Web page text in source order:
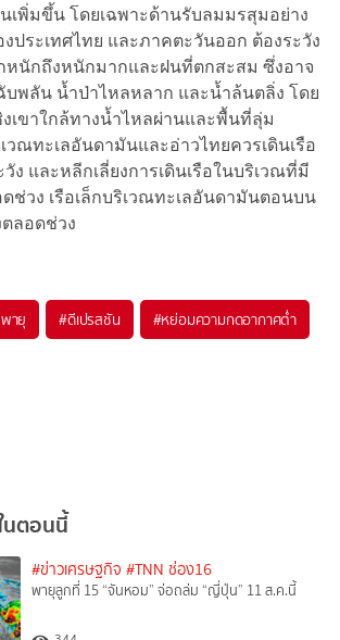
เพิ่มขึ้น โดยเฉพาะด้านรับลมมรสุมอย่าง
ประเทศไทย และภาคตะวันออก ต้องระวัง
หนักถึงหนักมากและฝนที่ตกสะสม ซึ่งอาจ
บพลัน น้ำป่าไหลหลาก และน้ำล้นตลิ่ง โดย
เขาใกล้ทางน้ำไหลผ่านและพื้นที่ลุ่ม
วณทะเลอันดามันและอ่าวไทยควรเดินเรือ
ง และหลีกเลี่ยงการเดินเรือในบริเวณที่มี
ช่วง เรือเล็กบริเวณทะเลอันดามันตอนบน
ลอดช่วง
ายุ #ดีเปรสชัน #หย่อมความกดอากาศต่ำ
ตอนนี้
#ข่าวเศรษฐกิจ #TNN ช่อง16
พายุลูกที่ 15 “จันหอม” จ่อถล่ม “ญี่ปุ่น” 11 ส.ค.นี้